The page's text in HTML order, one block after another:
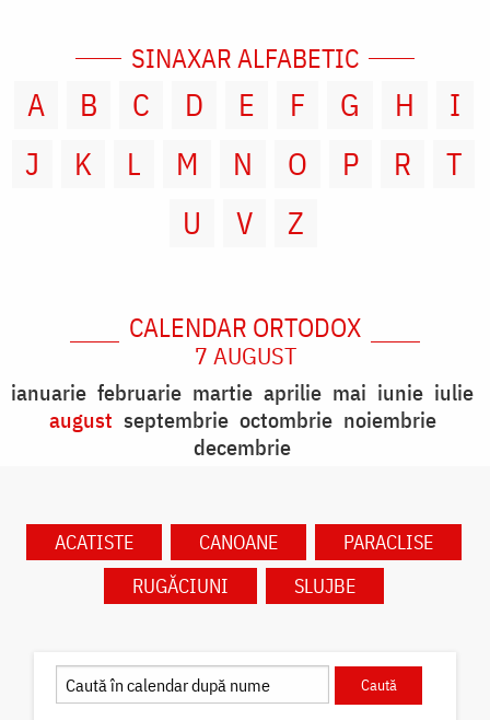
SINAXAR ALFABETIC
A B C D E F G H
I
J
K L M N O P R
T
U
V Z
CALENDAR ORTODOX
7 AUGUST
ianuarie februarie martie aprilie mai iunie iulie
august septembrie octombrie noiembrie
decembrie
ACATISTE CANOANE
PARACLISE
RUGĂCIUNI
SLUJBE